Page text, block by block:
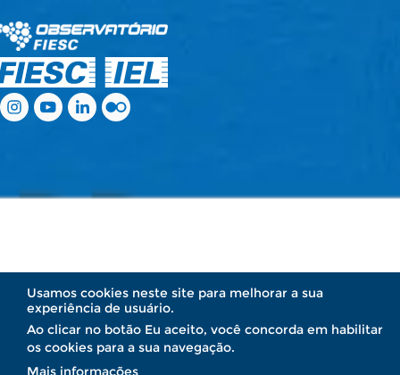
.
.
. . . .
Usamos cookies neste site para melhorar a sua
experiência de usuário.
Ao clicar no botão Eu aceito, você concorda em habilitar
os cookies para a sua navegação.
Mais informações